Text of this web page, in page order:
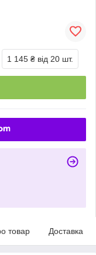
1 145 ₴ від 20 шт.
товар Доставка